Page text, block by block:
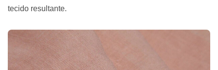
tecido resultante.